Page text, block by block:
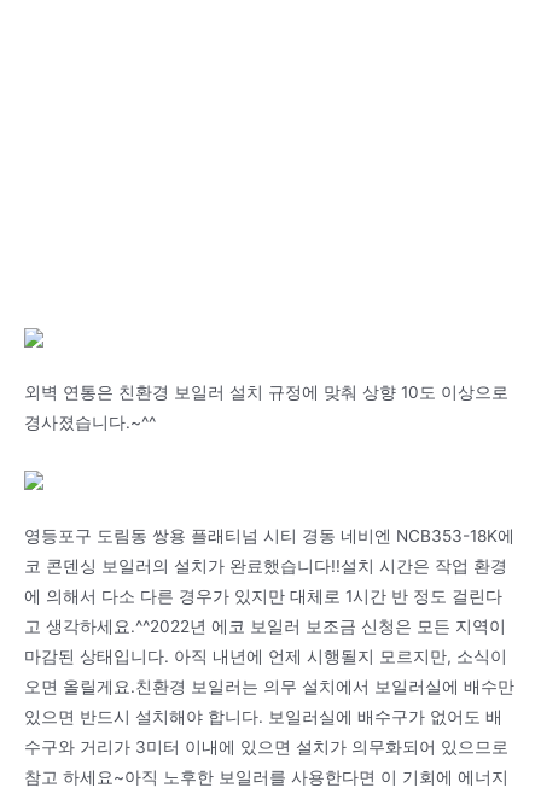
외벽 연통은 친환경 보일러 설치 규정에 맞춰 상향 10도 이상으로
경사졌습니다.~^^
영등포구 도림동 쌍용 플래티넘 시티 경동 네비엔 NCB353-18K에
코 콘덴싱 보일러의 설치가 완료했습니다!!설치 시간은 작업 환경
에 의해서 다소 다른 경우가 있지만 대체로 1시간 반 정도 걸린다
고 생각하세요.^^2022년 에코 보일러 보조금 신청은 모든 지역이
마감된 상태입니다. 아직 내년에 언제 시행될지 모르지만, 소식이
오면 올릴게요.친환경 보일러는 의무 설치에서 보일러실에 배수만
있으면 반드시 설치해야 합니다. 보일러실에 배수구가 없어도 배
수구와 거리가 3미터 이내에 있으면 설치가 의무화되어 있으므로
참고 하세요~아직 노후한 보일러를 사용한다면 이 기회에 에너지